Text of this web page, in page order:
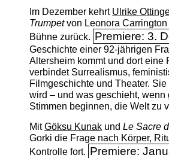
Im Dezember kehrt Ulrike
Trumpetvon Leonora
Bühne zurück. Premiere: 3.
Geschichte einer 92-jährigen
Altersheim kommt und dort eine
verbindet Surrealismus,
Filmgeschichte und Theater.
wird – und was geschieht, wenn
Stimmen beginnen, die Welt zu
MitGöksu Kunakund Le Sacre
Gorki die Frage nach Körper,
Kontrolle fort. Premiere: